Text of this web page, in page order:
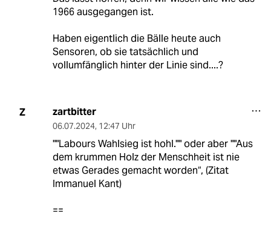
1966 ausgegangen ist.
Haben eigentlich die Bälle heute auch
Sensoren, ob sie tatsächlich und
vollumfänglich hinter der Linie sind....?
Z zartbitter
06.07.2024, 12:47 Uhr
""Labours Wahlsieg ist hohl."" oder aber ""Aus
dem krummen Holz der Menschheit ist nie
etwas Gerades gemacht worden“, (Zitat
Immanuel Kant)
==